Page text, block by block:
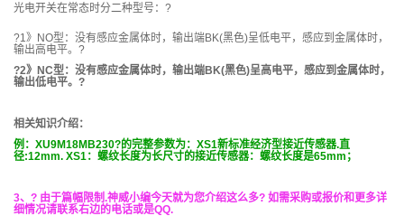
光电开关在常态时分二种型号：?
?1》NO型：没有感应金属体时，输出端BK(黑色)呈低电平，感应到金属体时，
输出高电平。?
?2》NC型：没有感应金属体时，输出端BK(黑色)呈高电平，感应到金属体时，
输出低电平。?
相关知识介绍：
例：XU9M18MB230?的完整参数为：XS1新标准经济型接近传感器.直
径:12mm. XS1：螺纹长度为长尺寸的接近传感器：螺纹长度是65mm；
3、? 由于篇幅限制.神威小编今天就为您介绍这么多? 如需采购或报价和更多详
细情况请联系右边的电话或是QQ.